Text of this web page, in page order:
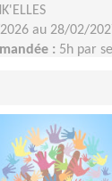
au 28/02/
: 5h par